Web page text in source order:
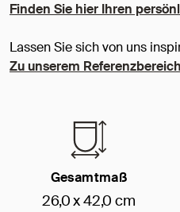
Finden Sie hier Ihren
Lassen Sie sich von uns
Zu unserem Referenzbereich
Gesamtmaß
26,0 x 42,0 cm